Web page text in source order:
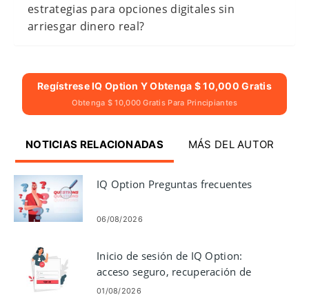
estrategias para opciones digitales sin
arriesgar dinero real?
Regístrese IQ Option Y Obtenga $ 10,000 Gratis
Obtenga $ 10,000 Gratis Para Principiantes
NOTICIAS RELACIONADAS MÁS DEL AUTOR
IQ Option Preguntas frecuentes
06/08/2026
Inicio de sesión de IQ Option:
acceso seguro, recuperación de
contraseña y solución de
01/08/2026